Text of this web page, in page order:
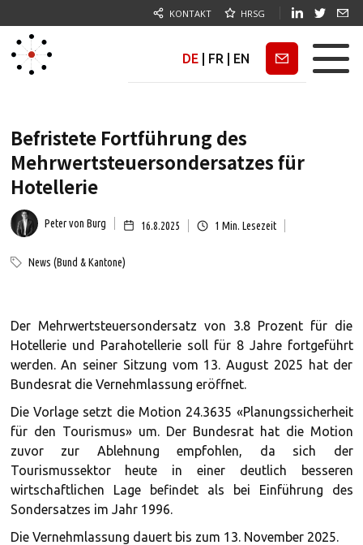
KONTAKT HRSG
DE FR EN Newsletter
Befristete Fortführung des
Mehrwertsteuersondersatzes für
Hotellerie
Peter von Burg 16.8.2025 1 Min. Lesezeit
News (Bund & Kantone)
Der Mehrwertsteuersondersatz von 3.8 Prozent für die
Hotellerie und Parahotellerie soll für 8 Jahre fortgeführt
werden. An seiner Sitzung vom 13. August 2025 hat der
Bundesrat die Vernehmlassung eröffnet.
Die Vorlage setzt die Motion 24.3635 «Planungssicherheit
für den Tourismus» um. Der Bundesrat hat die Motion
zuvor zur Ablehnung empfohlen, da sich der
Tourismussektor heute in einer deutlich besseren
wirtschaftlichen Lage befindet als bei Einführung des
Sondersatzes im Jahr 1996.
Die Vernehmlassung dauert bis zum 13. November 2025.